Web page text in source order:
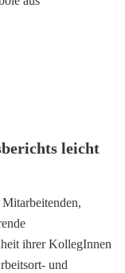
leicht
ihrer KollegInnen
und